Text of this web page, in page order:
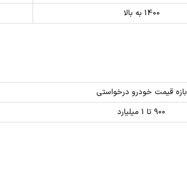
1400 به بالا
بازه قیمت خودرو درخواستی
900 تا 1 میلیارد